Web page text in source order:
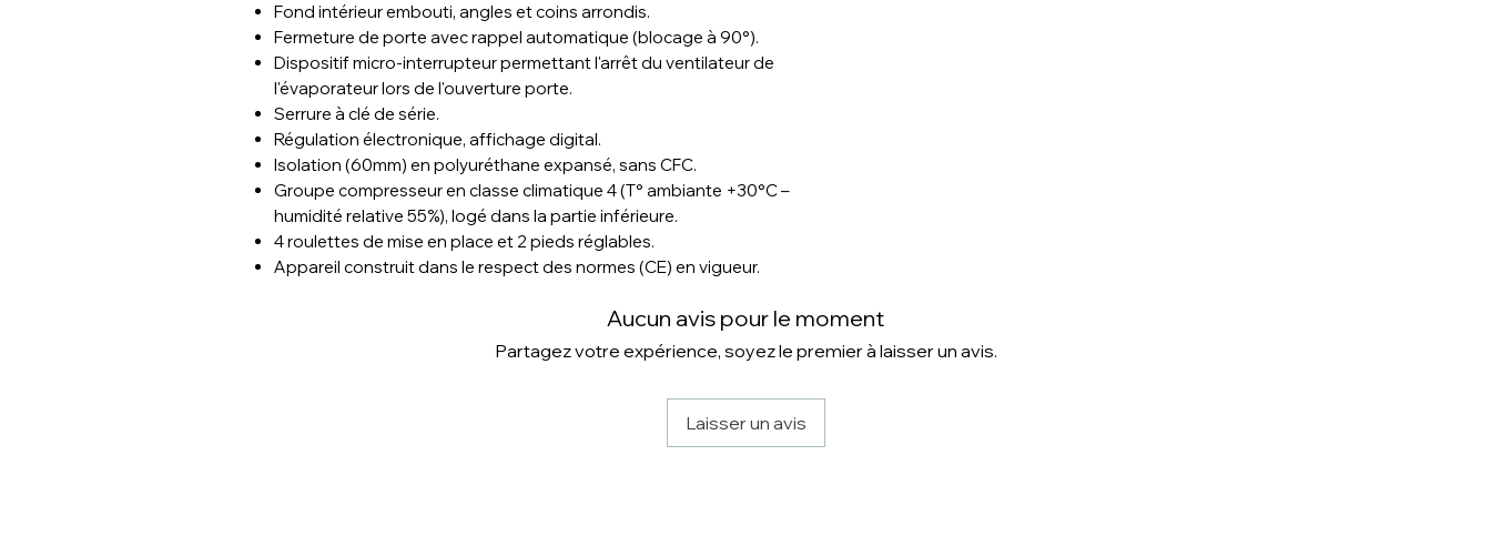
Fond intérieur embouti, angles et coins arrondis.
Fermeture de porte avec rappel automatique (blocage à 90°).
Dispositif micro-interrupteur permettant l'arrêt du ventilateur de
l'évaporateur lors de l'ouverture porte.
Serrure à clé de série.
Régulation électronique, affichage digital.
Isolation (60mm) en polyuréthane expansé, sans CFC.
Groupe compresseur en classe climatique 4 (T° ambiante +30°C –
humidité relative 55%), logé dans la partie inférieure.
4 roulettes de mise en place et 2 pieds réglables.
Appareil construit dans le respect des normes (CE) en vigueur.
Aucun avis pour le moment
Partagez votre expérience, soyez le premier à laisser un avis.
Laisser un avis